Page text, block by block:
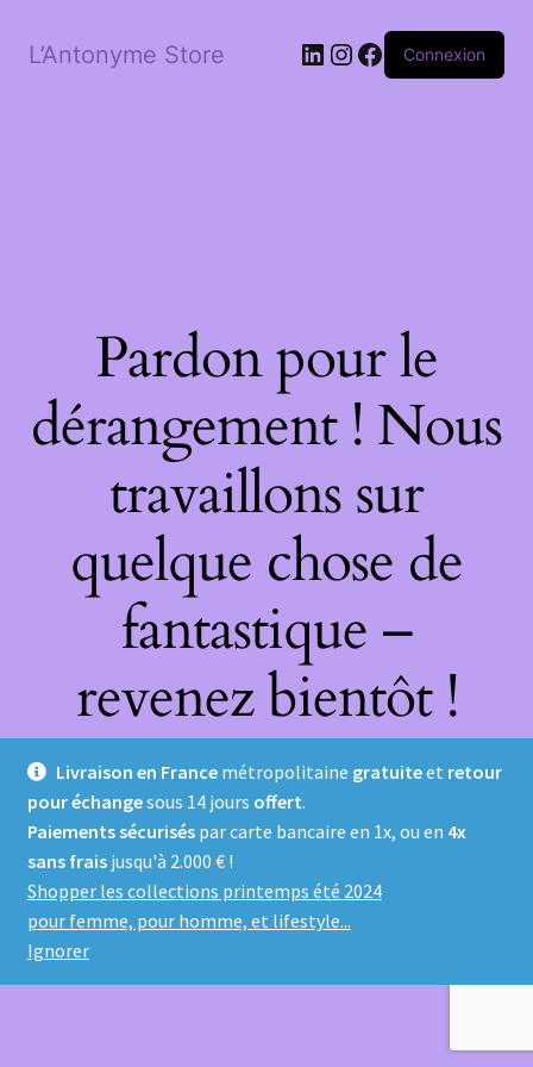
Livraison en France métropolitaine gratuiteet retour
pour échangesous 14 jours offert.
Paiements sécuriséspar carte bancaire en 1x, ou en 4x
sans fraisjusqu'à 2.000 € !
Shopper les collections printemps été 2024
pour femme, pour homme, et lifestyle...
Ignorer
L’Antonyme Store LinkedIn
Instagram
Facebook
Connexion
Pardon pour le
dérangement ! Nous
travaillons sur
quelque chose de
fantastique –
revenez bientôt !